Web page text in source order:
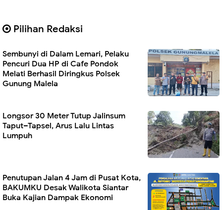
Pilihan Redaksi
Sembunyi di Dalam Lemari, Pelaku
Pencuri Dua HP di Cafe Pondok
Melati Berhasil Diringkus Polsek
Gunung Malela
Longsor 30 Meter Tutup Jalinsum
Taput–Tapsel, Arus Lalu Lintas
Lumpuh
Penutupan Jalan 4 Jam di Pusat Kota,
BAKUMKU Desak Walikota Siantar
Buka Kajian Dampak Ekonomi